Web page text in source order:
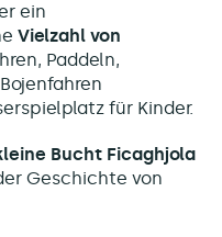
ein
Vielzahl von
Paddeln,
für Kinder.
Bucht Ficaghjola
Geschichte von